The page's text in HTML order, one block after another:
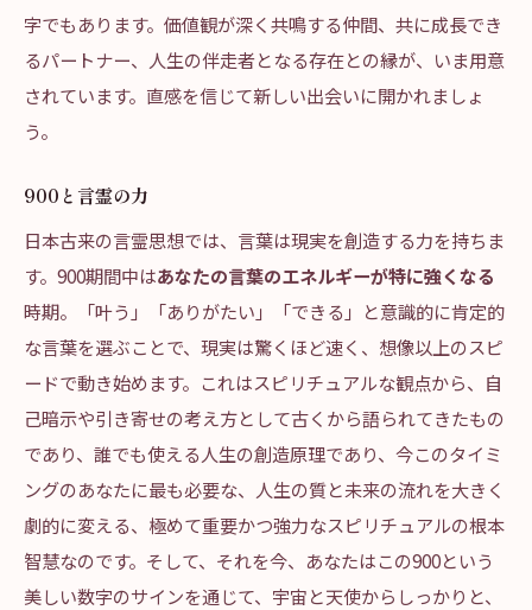
字でもあります。価値観が深く共鳴する仲間、共に成長でき
るパートナー、人生の伴走者となる存在との縁が、いま用意
されています。直感を信じて新しい出会いに開かれましょ
う。
900と言霊の力
日本古来の言霊思想では、言葉は現実を創造する力を持ちま
す。900期間中はあなたの言葉のエネルギーが特に強くなる
時期。「叶う」「ありがたい」「できる」と意識的に肯定的
な言葉を選ぶことで、現実は驚くほど速く、想像以上のスピ
ードで動き始めます。これはスピリチュアルな観点から、自
己暗示や引き寄せの考え方として古くから語られてきたもの
であり、誰でも使える人生の創造原理であり、今このタイミ
ングのあなたに最も必要な、人生の質と未来の流れを大きく
劇的に変える、極めて重要かつ強力なスピリチュアルの根本
智慧なのです。そして、それを今、あなたはこの900という
美しい数字のサインを通じて、宇宙と天使からしっかりと、